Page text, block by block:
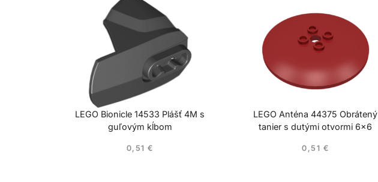
LEGO Bionicle 14533 Plášť 4M s
guľovým kĺbom
0,51€
LEGO Anténa 44375 Obrátený
tanier s dutými otvormi 6×6
0,51 €